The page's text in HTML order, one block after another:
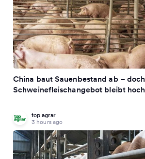
China baut Sauenbestand ab – doch
Schweinefleischangebot bleibt hoch
top agrar
3 hours ago